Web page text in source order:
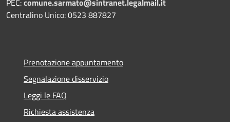
Centralino Unico: 0523 887827
Prenotazione appuntamento
Segnalazione disservizio
Leggi le FAQ
Richiesta assistenza